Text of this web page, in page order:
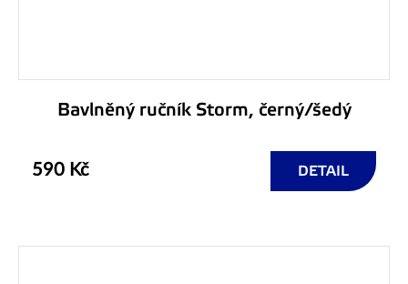
Bavlněný ručník Storm, černý/šedý
590 Kč DETAIL